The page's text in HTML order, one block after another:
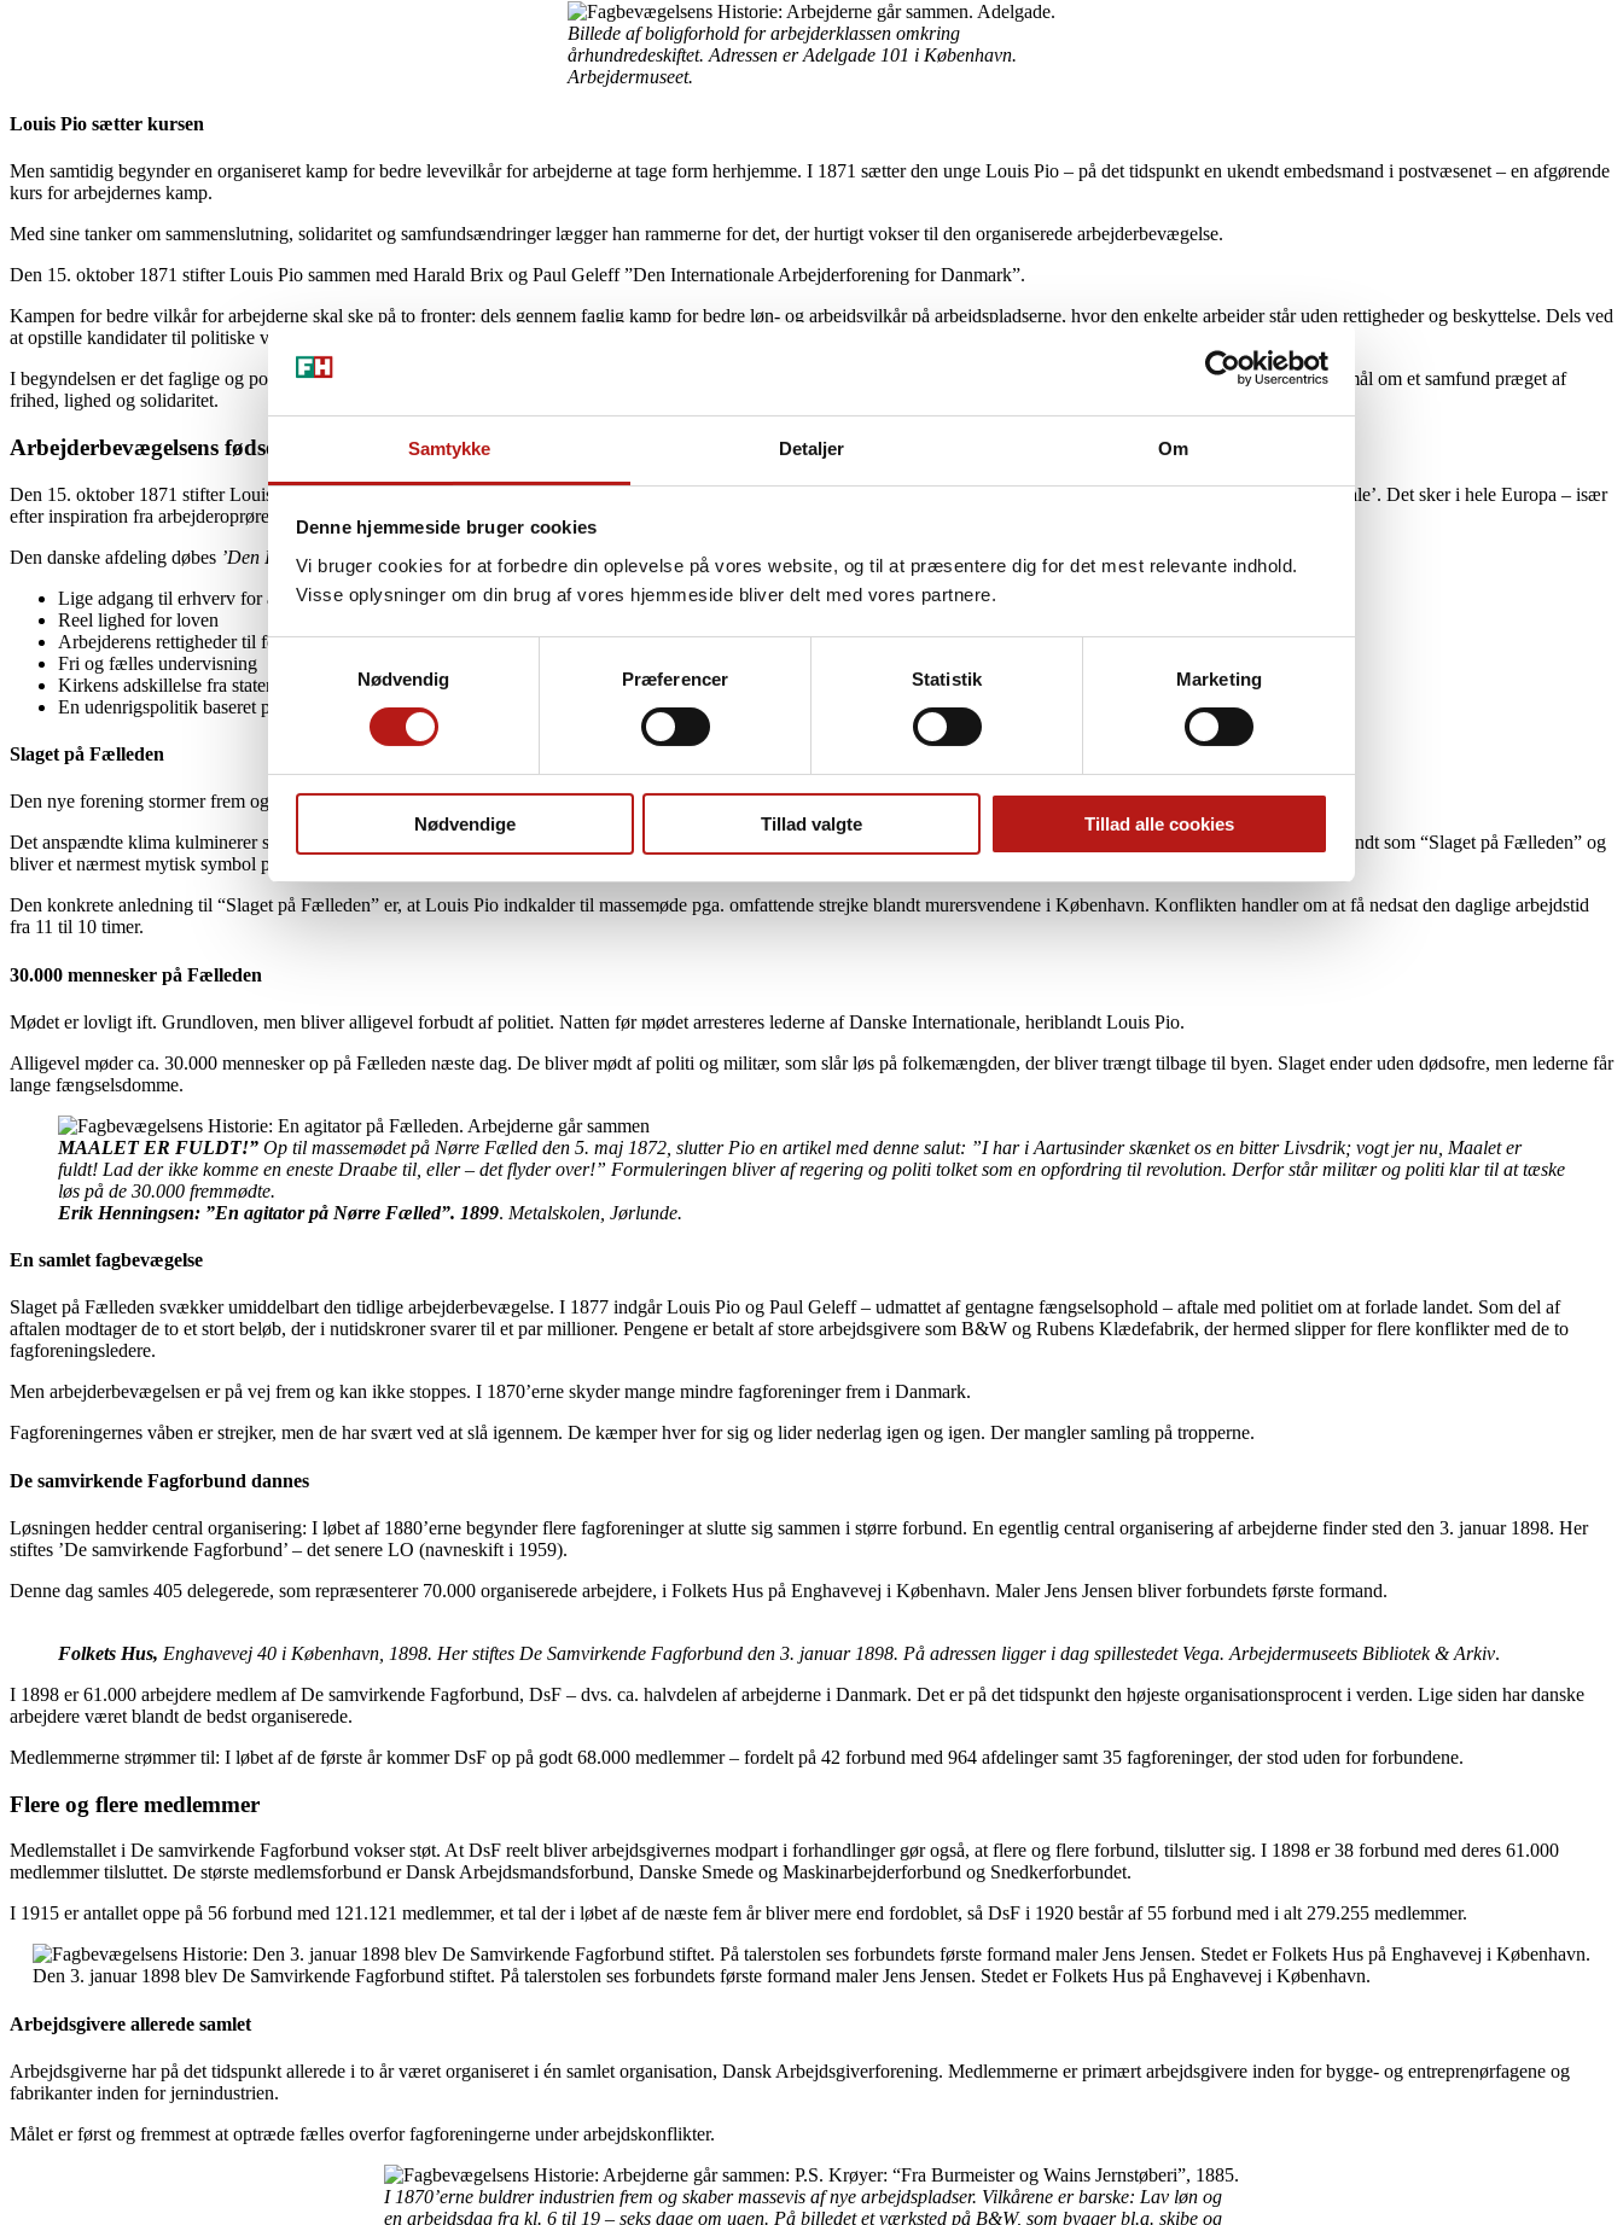
Samtykke Detaljer Om
Denne hjemmeside bruger cookies
Vi bruger cookies for at forbedre din oplevelse på vores website, og til at præsentere dig for det mest relevante indhold.
Visse oplysninger om din brug af vores hjemmeside bliver delt med vores partnere.
Samtykkevalg
Nødvendig
Præferencer Statistik Marketing
Nødvendige Tillad valgte Tillad alle cookies
Billede af boligforhold for arbejderklassen omkring
århundredeskiftet. Adressen er Adelgade 101 i København.
Arbejdermuseet.
Louis Pio sætter kursen
Men samtidig begynder en organiseret kamp for bedre levevilkår for arbejderne at tage form herhjemme. I 1871 sætter den unge Louis Pio – på det tidspunkt en ukendt embedsmand i postvæsenet – en afgørende
kurs for arbejdernes kamp.
Med sine tanker om sammenslutning, solidaritet og samfundsændringer lægger han rammerne for det, der hurtigt vokser til den organiserede arbejderbevægelse.
Den 15. oktober 1871 stifter Louis Pio sammen med Harald Brix og Paul Geleff ”Den Internationale Arbejderforening for Danmark”.
Kampen for bedre vilkår for arbejderne skal ske på to fronter: dels gennem faglig kamp for bedre løn- og arbejdsvilkår på arbejdspladserne, hvor den enkelte arbejder står uden rettigheder og beskyttelse. Dels ved
at opstille kandidater til politiske valg og på den måde sikre arbejderne repræsentation i det stadig unge og meget begrænsede demokrati.
I begyndelsen er det faglige og politiske arbejde samlet i én organisation, men det bliver i 1878 opdelt i henholdsvis fagforeninger og Socialdemokratiet. Dog fortsat med fælles mål om et samfund præget af
frihed, lighed og solidaritet.
Arbejderbevægelsens fødselsdag
Den 15. oktober 1871 stifter Louis Pio sammen med Harald Brix og Poul Geleff en dansk afdeling af den internationale socialistiske arbejdersammenslutning ’Første Internationale’. Det sker i hele Europa – især
efter inspiration fra arbejderoprøret i Paris i marts samme år.
Den danske afdeling døbes ’Den Internationale Arbejderforening for Danmark’
. Kravene i partiets program er bl.a.:
Lige adgang til erhverv for alle
Reel lighed for loven
Arbejderens rettigheder til forsørgelse efter arbejdslivet
Fri og fælles undervisning
Kirkens adskillelse fra staten
En udenrigspolitik baseret på fredspolitik
Slaget på Fælleden
Den nye forening stormer frem og får på et halvt års tid ca. 8.000 medlemmer – til stor uro for det etablerede politiske system.
Det anspændte klima kulminerer søndag den 5. maj 1872 med et voldsomt sammenstød mellem arbejdere og politi på Nørre Fælled i København. Sammenstødet bliver senere kendt som “Slaget på Fælleden” og
bliver et nærmest mytisk symbol på den danske arbejderbevægelses kamp for bedre arbejds- og levevilkår.
Den konkrete anledning til “Slaget på Fælleden” er, at Louis Pio indkalder til massemøde pga. omfattende strejke blandt murersvendene i København. Konflikten handler om at få nedsat den daglige arbejdstid
fra 11 til 10 timer.
30.000 mennesker på Fælleden
Mødet er lovligt ift. Grundloven, men bliver alligevel forbudt af politiet. Natten før mødet arresteres lederne af Danske Internationale, heriblandt Louis Pio.
Alligevel møder ca. 30.000 mennesker op på Fælleden næste dag. De bliver mødt af politi og militær, som slår løs på folkemængden, der bliver trængt tilbage til byen. Slaget ender uden dødsofre, men lederne får
lange fængselsdomme.
MAALET ER FULDT!” Op til massemødet på Nørre Fælled den 5. maj 1872, slutter Pio en artikel med denne salut: ”I har i Aartusinder skænket os en bitter Livsdrik; vogt jer nu, Maalet er
fuldt! Lad der ikke komme en eneste Draabe til, eller – det flyder over!” Formuleringen bliver af regering og politi tolket som en opfordring til revolution. Derfor står militær og politi klar til at tæske
løs på de 30.000 fremmødte.
Erik Henningsen: ”En agitator på Nørre Fælled”. 1899. Metalskolen, Jørlunde.
En samlet fagbevægelse
Slaget på Fælleden svækker umiddelbart den tidlige arbejderbevægelse. I 1877 indgår Louis Pio og Paul Geleff – udmattet af gentagne fængselsophold – aftale med politiet om at forlade landet. Som del af
aftalen modtager de to et stort beløb, der i nutidskroner svarer til et par millioner. Pengene er betalt af store arbejdsgivere som B&W og Rubens Klædefabrik, der hermed slipper for flere konflikter med de to
fagforeningsledere.
Men arbejderbevægelsen er på vej frem og kan ikke stoppes. I 1870’erne skyder mange mindre fagforeninger frem i Danmark.
Fagforeningernes våben er strejker, men de har svært ved at slå igennem. De kæmper hver for sig og lider nederlag igen og igen. Der mangler samling på tropperne.
De samvirkende Fagforbund dannes
Løsningen hedder central organisering: I løbet af 1880’erne begynder flere fagforeninger at slutte sig sammen i større forbund. En egentlig central organisering af arbejderne finder sted den 3. januar 1898. Her
stiftes ’De samvirkende Fagforbund’ – det senere LO (navneskift i 1959).
Denne dag samles 405 delegerede, som repræsenterer 70.000 organiserede arbejdere, i Folkets Hus på Enghavevej i København. Maler Jens Jensen bliver forbundets første formand.
Folkets Hus, Enghavevej 40 i København, 1898. Her stiftes De Samvirkende Fagforbund den 3. januar 1898. På adressen ligger i dag spillestedet Vega. Arbejdermuseets Bibliotek & Arkiv.
I 1898 er 61.000 arbejdere medlem af De samvirkende Fagforbund, DsF – dvs. ca. halvdelen af arbejderne i Danmark. Det er på det tidspunkt den højeste organisationsprocent i verden. Lige siden har danske
arbejdere været blandt de bedst organiserede.
Medlemmerne strømmer til: I løbet af de første år kommer DsF op på godt 68.000 medlemmer – fordelt på 42 forbund med 964 afdelinger samt 35 fagforeninger, der stod uden for forbundene.
Flere og flere medlemmer
Medlemstallet i De samvirkende Fagforbund vokser støt. At DsF reelt bliver arbejdsgivernes modpart i forhandlinger gør også, at flere og flere forbund, tilslutter sig. I 1898 er 38 forbund med deres 61.000
medlemmer tilsluttet. De største medlemsforbund er Dansk Arbejdsmandsforbund, Danske Smede og Maskinarbejderforbund og Snedkerforbundet.
I 1915 er antallet oppe på 56 forbund med 121.121 medlemmer, et tal der i løbet af de næste fem år bliver mere end fordoblet, så DsF i 1920 består af 55 forbund med i alt 279.255 medlemmer.
Den 3. januar 1898 blev De Samvirkende Fagforbund stiftet. På talerstolen ses forbundets første formand maler Jens Jensen. Stedet er Folkets Hus på Enghavevej i København.
Arbejdsgivere allerede samlet
Arbejdsgiverne har på det tidspunkt allerede i to år været organiseret i én samlet organisation, Dansk Arbejdsgiverforening. Medlemmerne er primært arbejdsgivere inden for bygge- og entreprenørfagene og
fabrikanter inden for jernindustrien.
Målet er først og fremmest at optræde fælles overfor fagforeningerne under arbejdskonflikter.
I 1870’erne buldrer industrien frem og skaber massevis af nye arbejdspladser. Vilkårene er barske: Lav løn og
en arbejdsdag fra kl. 6 til 19 – seks dage om ugen. På billedet et værksted på B&W, som bygger bl.a. skibe og